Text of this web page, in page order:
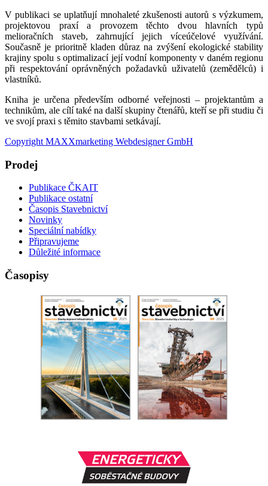
V publikaci se uplatňují mnohaleté zkušenosti autorů s výzkumem,
projektovou praxí a provozem těchto dvou hlavních typů
melioračních staveb, zahrnující jejich víceúčelové využívání.
Současně je prioritně kladen důraz na zvýšení ekologické stability
krajiny spolu s optimalizací její vodní komponenty v daném regionu
při respektování oprávněných požadavků uživatelů (zemědělců) i
vlastníků.
Kniha je určena především odborné veřejnosti – projektantům a
technikům, ale cílí také na další skupiny čtenářů, kteří se při studiu či
ve svojí praxi s těmito stavbami setkávají.
Copyright MAXXmarketing Webdesigner GmbH
Prodej
Publikace ČKAIT
Publikace ostatní
Časopis Stavebnictví
Novinky
Speciální nabídky
Připravujeme
Důležité informace
Časopisy